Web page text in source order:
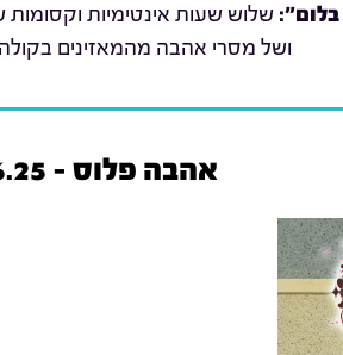
שלוש שעות אינטימיות
ושל מסרי אהבה מהמאזינים
אהבה פלוס - 11.06.25